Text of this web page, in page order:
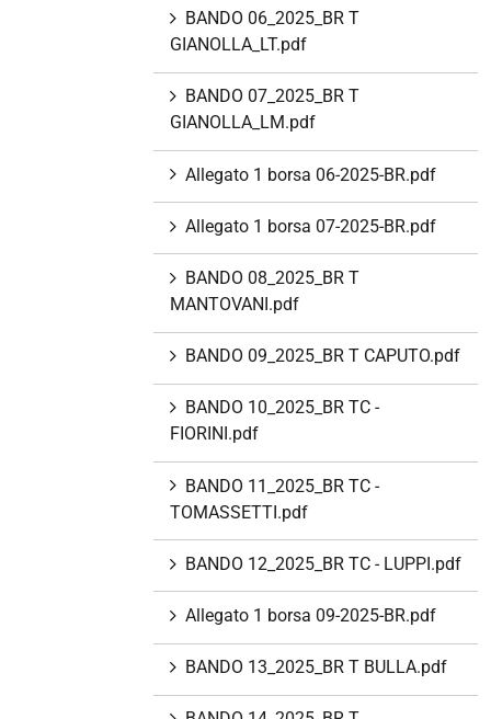
BANDO 06_2025_BR T
GIANOLLA_LT.pdf
BANDO 07_2025_BR T
GIANOLLA_LM.pdf
Allegato 1 borsa 06-2025-BR.pdf
Allegato 1 borsa 07-2025-BR.pdf
BANDO 08_2025_BR T
MANTOVANI.pdf
BANDO 09_2025_BR T CAPUTO.pdf
BANDO 10_2025_BR TC -
FIORINI.pdf
BANDO 11_2025_BR TC -
TOMASSETTI.pdf
BANDO 12_2025_BR TC - LUPPI.pdf
Allegato 1 borsa 09-2025-BR.pdf
BANDO 13_2025_BR T BULLA.pdf